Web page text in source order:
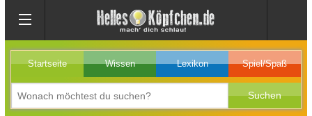
Startseite Wissen Lexikon Spiel/Spaß